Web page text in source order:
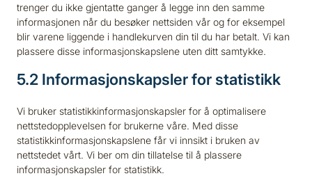
trenger du ikke gjentatte ganger å legge inn den samme
informasjonen når du besøker nettsiden vår og for eksempel
blir varene liggende i handlekurven din til du har betalt. Vi kan
plassere disse informasjonskapslene uten ditt samtykke.
5.2 Informasjonskapsler for statistikk
Vi bruker statistikkinformasjonskapsler for å optimalisere
nettstedopplevelsen for brukerne våre. Med disse
statistikkinformasjonskapslene får vi innsikt i bruken av
nettstedet vårt. Vi ber om din tillatelse til å plassere
informasjonskapsler for statistikk.